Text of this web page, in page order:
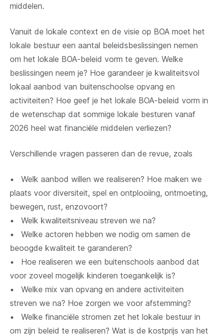
middelen.
Vanuit de lokale context en de visie op BOA moet het
lokale bestuur een aantal beleidsbeslissingen nemen
om het lokale BOA-beleid vorm te geven. Welke
beslissingen neem je? Hoe garandeer je kwaliteitsvol
lokaal aanbod van buitenschoolse opvang en
activiteiten? Hoe geef je het lokale BOA-beleid vorm in
de wetenschap dat sommige lokale besturen vanaf
2026 heel wat financiële middelen verliezen?
Verschillende vragen passeren dan de revue, zoals
• Welk aanbod willen we realiseren? Hoe maken we
plaats voor diversiteit, spel en ontplooiing, ontmoeting,
bewegen, rust, enzovoort?
• Welk kwaliteitsniveau streven we na?
• Welke actoren hebben we nodig om samen de
beoogde kwaliteit te garanderen?
• Hoe realiseren we een buitenschools aanbod dat
voor zoveel mogelijk kinderen toegankelijk is?
• Welke mix van opvang en andere activiteiten
streven we na? Hoe zorgen we voor afstemming?
• Welke financiële stromen zet het lokale bestuur in
om zijn beleid te realiseren? Wat is de kostprijs van het